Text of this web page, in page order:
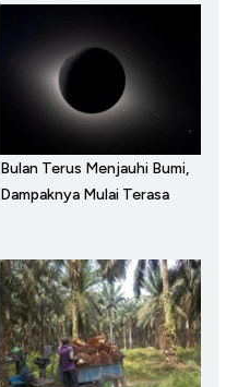
Bulan Terus Menjauhi Bumi,
Dampaknya Mulai Terasa